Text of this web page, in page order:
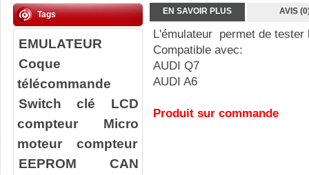
Tags
EMULATEUR
Coque
télécommande
Switch clé
LCD
compteur
Micro
moteur compteur
EEPROM
CAN
EN SAVOIR PLUS AVIS
L'émulateur permet de
Compatible avec:
AUDI Q7
AUDI A6
Produit sur commande